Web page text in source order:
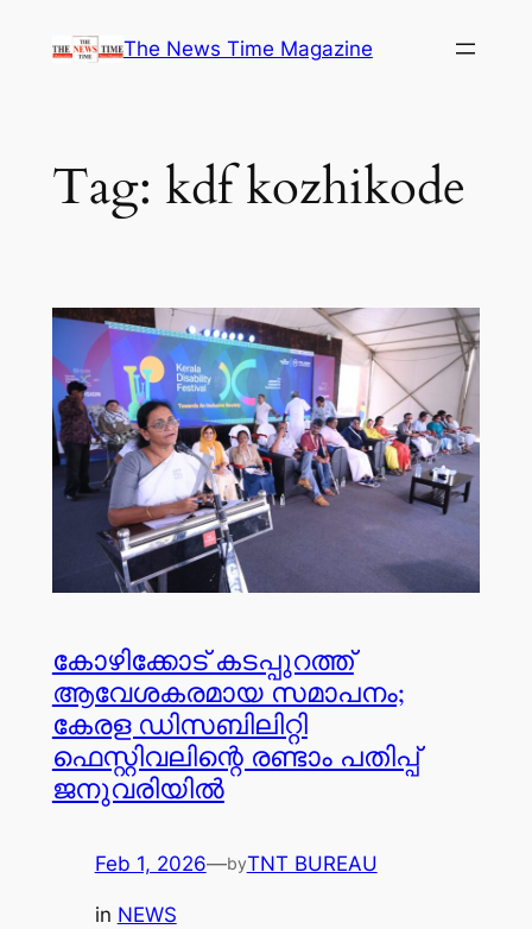
The News Time Magazine
Tag: kdf kozhikode
കോഴിക്കോട് കടപ്പുറത്ത്
ആവേശകരമായ സമാപനം;
കേരള ഡിസബിലിറ്റി
ഫെസ്റ്റിവലിന്റെ രണ്ടാം പതിപ്പ്
ജനുവരിയിൽ
Feb 1, 2026—byTNT BUREAU
in NEWS